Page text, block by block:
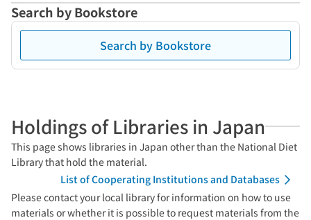
Search by Bookstore
Search by Bookstore
Holdings of Libraries in Japan
This page shows libraries in Japan other than the National Diet
Library that hold the material.
List of Cooperating Institutions and Databases
Please contact your local library for information on how to use
materials or whether it is possible to request materials from the